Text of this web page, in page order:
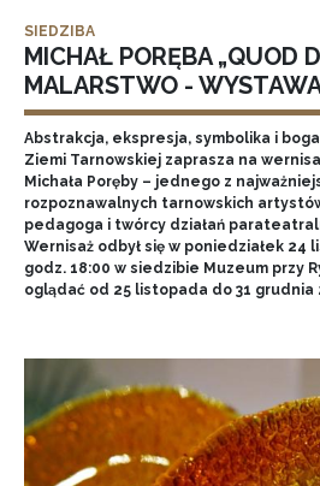
SIEDZIBA
MICHAŁ PORĘBA „QUOD
MALARSTWO -
Abstrakcja, ekspresja, symbolika i
Ziemi Tarnowskiej zaprasza na
Michała Poręby – jednego z
rozpoznawalnych tarnowskich
pedagoga i twórcy działań
Wernisaż odbył się w poniedziałek 24
godz. 18:00 w siedzibie Muzeum przy
oglądać od 25 listopada do 31 grudnia